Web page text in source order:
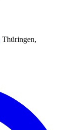
Thüringen,